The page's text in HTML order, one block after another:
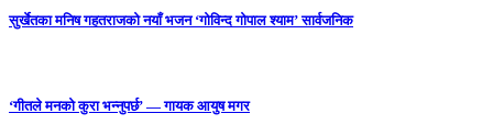
सुर्खेतका मनिष गहतराजको नयाँ भजन ‘गोविन्द गोपाल श्याम’ सार्वजनिक
‘गीतले मनको कुरा भन्नुपर्छ’ — गायक आयुष मगर